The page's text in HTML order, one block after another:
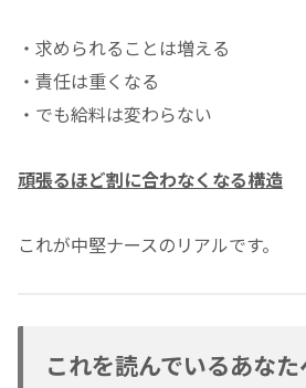
・求められることは増える
・責任は重くなる
・でも給料は変わらない
頑張るほど割に合わなくなる構造
これが中堅ナースのリアルです。
これを読んでいるあなた